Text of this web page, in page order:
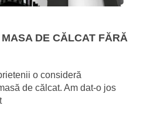
DE CĂLCAT FĂRĂ
o consideră
de călcat. Am dat-o jos